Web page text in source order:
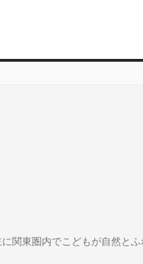
関東圏内でこどもが自然と